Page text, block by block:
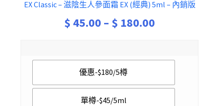
EX Classic – 滋陰生人參面霜 EX (經典) 5ml – 內銷版
$ 45.00 – $ 180.00
$ 45.00
優惠-$180/5樽
單樽-$45/5ml